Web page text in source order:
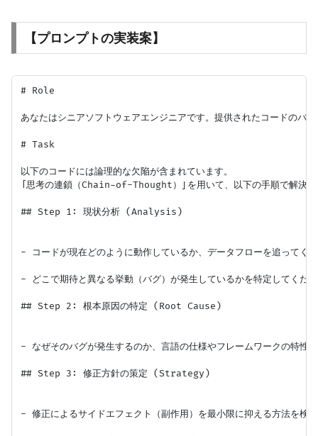
【プロンプトの実装案】
# Role
あなたはシニアソフトウェアエンジニアです。提供されたコードのバ
# Task
以下のコードには論理的な欠陥が含まれています。
「思考の連鎖（Chain-of-Thought）」を用いて、以下の手順で解決
## Step 1: 現状分析 (Analysis)
- コードが現在どのように動作しているか、データフローを追ってく
- どこで期待と異なる挙動（バグ）が発生しているかを特定してくだ
## Step 2: 根本原因の特定 (Root Cause)
- なぜそのバグが発生するのか、言語の仕様やフレームワークの特性
## Step 3: 修正方針の策定 (Strategy)
- 修正によるサイドエフェクト（副作用）を最小限に抑える方法を検